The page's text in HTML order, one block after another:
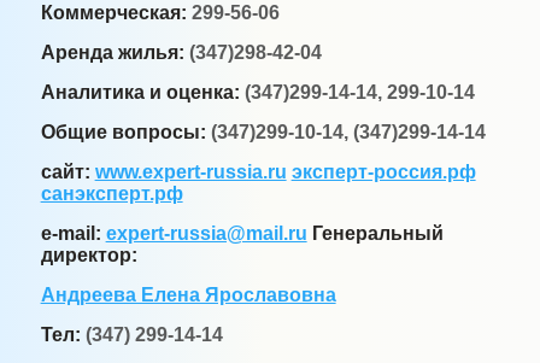
Коммерческая: 299-56-06
Аренда жилья: (347)298-42-04
Аналитика и оценка: (347)299-14-14, 299-10-14
Общие вопросы: (347)299-10-14, (347)299-14-14
сайт: www.expert-russia.ru эксперт-россия.рф
санэксперт.рф
e-mail: expert-russia@mail.ru Генеральный
директор:
Андреева Елена Ярославовна
Тел: (347) 299-14-14